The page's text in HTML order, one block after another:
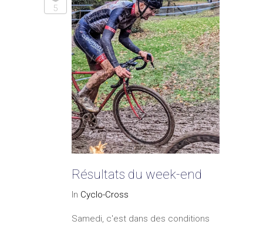
5
Résultats du week-end
In Cyclo-Cross
Samedi, c'est dans des conditions